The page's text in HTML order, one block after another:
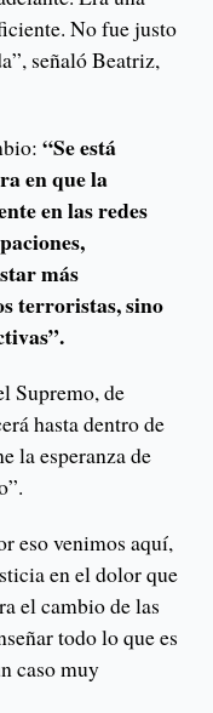
No fue justo
señaló Beatriz,
“Se está
en que la
en las redes
más
terroristas, sino
Supremo, de
hasta dentro de
la esperanza de
eso venimos aquí,
en el dolor que
el cambio de las
todo lo que es
caso muy